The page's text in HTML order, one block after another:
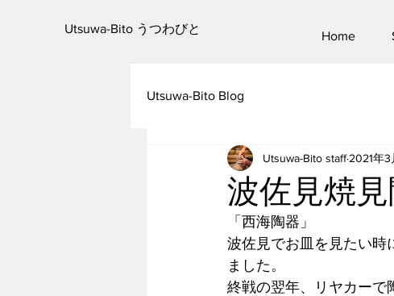
Utsuwa-Bito うつわびと
Home
Utsuwa-Bito Blog
波佐見焼
Utsuwa-Bito staff 2021年3
「西海陶器」
波佐見でお皿を見たい時
ました。
終戦の翌年、リヤカーで